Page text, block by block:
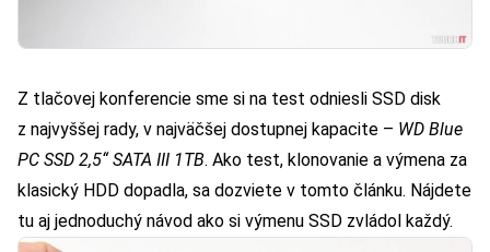
Z tlačovej konferencie sme si na test odniesli SSD disk
z najvyššej rady, v najväčšej dostupnej kapacite – WD Blue
PC SSD 2,5“ SATA III 1TB. Ako test, klonovanie a výmena za
klasický HDD dopadla, sa dozviete v tomto článku. Nájdete
tu aj jednoduchý návod ako si výmenu SSD zvládol každý.